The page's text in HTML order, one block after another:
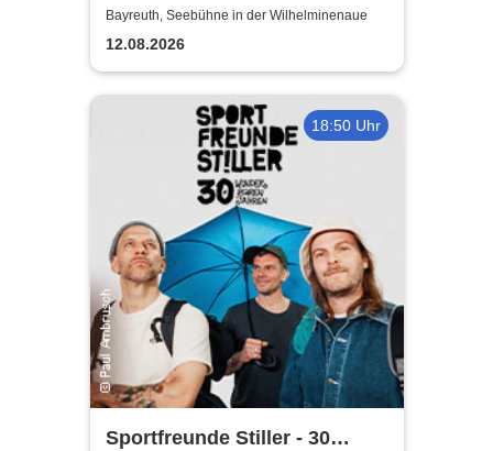
Bayreuth, Seebühne in der Wilhelminenaue
12.08.2026
18:50 Uhr
Sportfreunde Stiller - 30